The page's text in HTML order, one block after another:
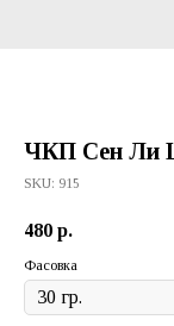
ЧКП Сен Ли
SKU: 915
480 р.
Фасовка